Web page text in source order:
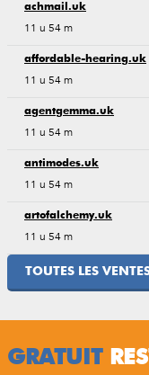
achmail.uk
11 u 54 m
affordable-hearing.uk
11 u 54 m
agentgemma.uk
11 u 54 m
antimodes.uk
11 u 54 m
artofalchemy.uk
11 u 54 m
TOUTES LES
GRATUIT